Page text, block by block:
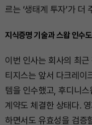
르는 ‘생태계 투자’가 더
지식증명 기술과 스왑 인수
이번 인사는 회사의 최
티지스는 앞서 다크레
템을 인수했고, 후디니
계약도 체결한 상태다.
하면서도 유효성을 검증